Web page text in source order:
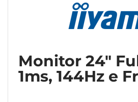
Monitor 24"
1ms, 144Hz e